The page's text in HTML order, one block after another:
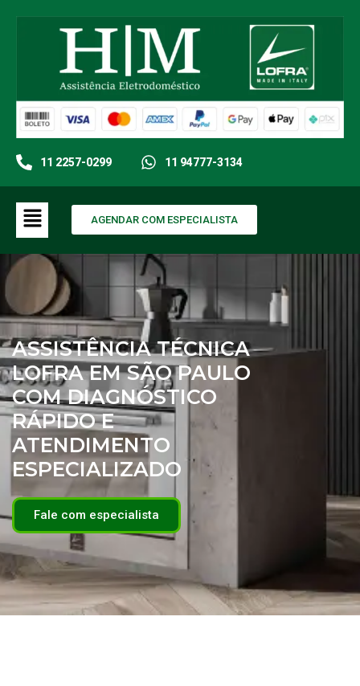
11 2257-0299 11 94777-3134
AGENDAR COM ESPECIALISTA
ASSISTÊNCIA TÉCNICA
LOFRA EM SÃO PAULO
COM DIAGNÓSTICO
RÁPIDO E
ATENDIMENTO
ESPECIALIZADO
Fale com especialista